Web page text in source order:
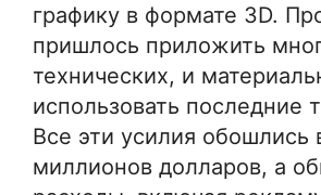
графику в формате 3D.
пришлось приложить
технических, и
использовать последние
Все эти усилия обошлись
миллионов долларов, а